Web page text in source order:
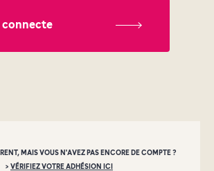
connecte
MAIS VOUS N'AVEZ PAS ENCORE DE COMPTE ?
> VÉRIFIEZ VOTRE ADHÉSION ICI